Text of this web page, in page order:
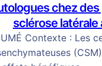
chez
sclérose
Contexte : Les